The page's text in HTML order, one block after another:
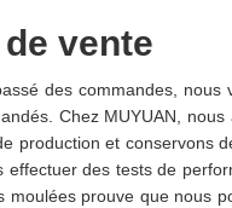
vente
des commandes,
Chez MUYUAN,
production et conservons
effectuer des tests de
moulées prouve que nous